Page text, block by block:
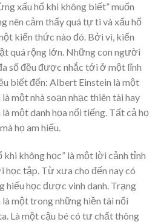
xấu hổ khi không biết” muốn
nên cảm thấy quá tự ti và xấu hổ
kiến thức nào đó. Bởi vì, kiến
quá rộng lớn. Những con người
số đều được nhắc tới ở một lĩnh
biết đến: Albert Einstein là một
một nhà soạn nhạc thiên tài hay
một danh họa nổi tiếng. Tất cả họ
họ am hiểu.
khi không học” là một lời cảnh tỉnh
tập. Từ xưa cho đến nay có
hiếu học được vinh danh. Trạng
một trong những hiền tài nổi
Là một cậu bé có tư chất thông